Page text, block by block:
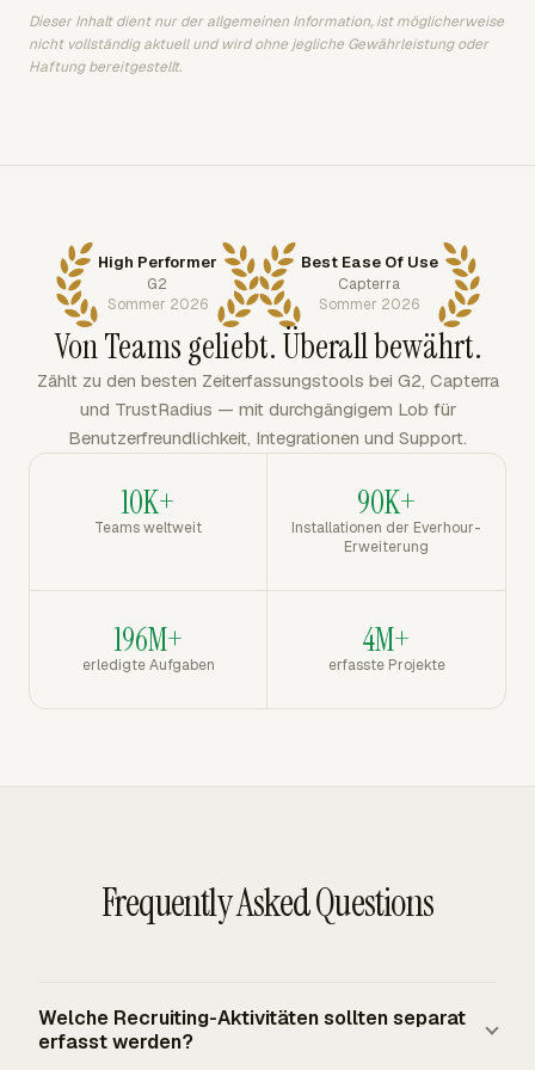
Dieser Inhalt dient nur der allgemeinen Information, ist möglicherweise
nicht vollständig aktuell und wird ohne jegliche Gewährleistung oder
Haftung bereitgestellt.
High Performer
G2
Sommer 2026
Best Ease Of Use
Capterra
Sommer 2026
Von Teams geliebt. Überall bewährt.
Zählt zu den besten Zeiterfassungstools bei G2, Capterra
und TrustRadius — mit durchgängigem Lob für
Benutzerfreundlichkeit, Integrationen und Support.
10K+
Teams weltweit
90K+
Installationen der Everhour-
Erweiterung
196M+
erledigte Aufgaben
4M+
erfasste Projekte
Frequently Asked Questions
Welche Recruiting-Aktivitäten sollten separat
erfasst werden?